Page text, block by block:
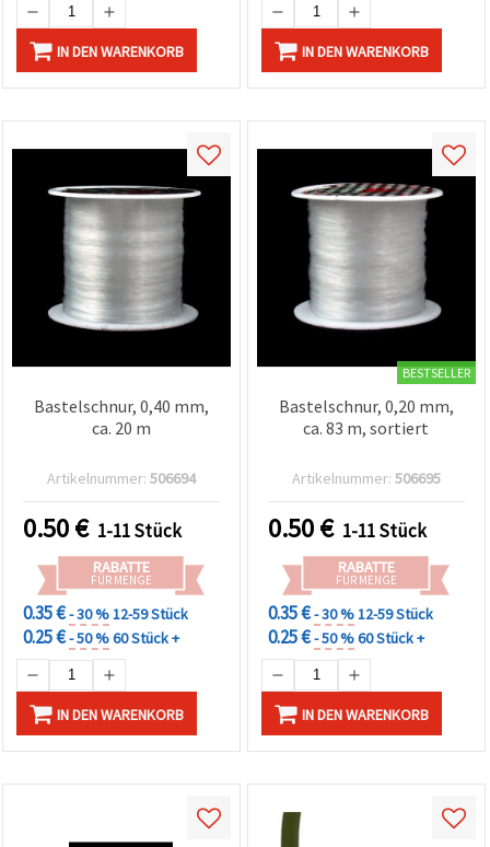
IN DEN WARENKORB IN DEN WARENKORB
Bastelschnur, 0,40 mm,
ca. 20 m
Artikelnummer: 506694
0.50€ 1-11 Stück
RABATTE
FÜR MENGE
0.35 €- 30 %12-59 Stück
0.25 €- 50 %60 Stück +
IN DEN WARENKORB
BESTSELLER
Bastelschnur, 0,20 mm,
ca. 83 m, sortiert
Artikelnummer: 506695
0.50€ 1-11 Stück
RABATTE
FÜR MENGE
0.35 €- 30 %12-59 Stück
0.25 €- 50 %60 Stück +
IN DEN WARENKORB